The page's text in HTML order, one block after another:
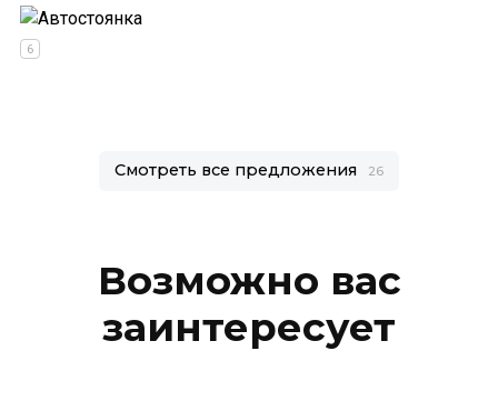
Смотреть все предложения 26
Возможно вас
заинтересует